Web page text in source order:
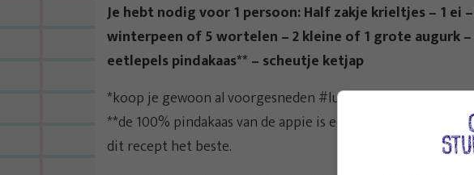
Je hebt nodig voor 1 persoon: Half zakje krieltjes – 1 ei
winterpeen of 5 wortelen – 2 kleine of 1 grote augurk
eetlepels pindakaas** – scheutje ketjap
*koop je gewoon al voorgesneden #luilak
**de 100% pindakaas van de appie is echt geweldig en de
dit recept het beste.